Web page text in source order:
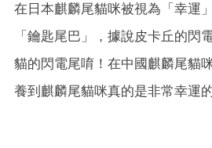
在日本麒麟尾貓咪被視為「幸運
「鑰匙尾巴」，據說皮卡丘的閃
貓的閃電尾唷！在中國麒麟尾貓
養到麒麟尾貓咪真的是非常幸運